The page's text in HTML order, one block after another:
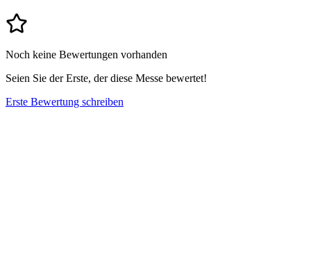
Noch keine Bewertungen vorhanden
Seien Sie der Erste, der diese Messe bewertet!
Erste Bewertung schreiben